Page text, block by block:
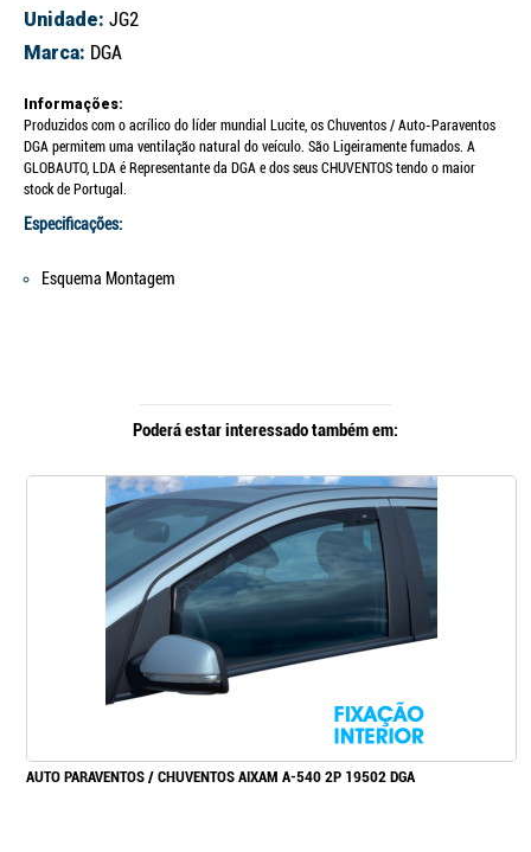
Unidade: JG2
Marca: DGA
Informações:
Produzidos com o acrílico do líder mundial Lucite, os Chuventos / Auto-Paraventos
DGA permitem uma ventilação natural do veículo. São Ligeiramente fumados. A
GLOBAUTO, LDA é Representante da DGA e dos seus CHUVENTOS tendo o maior
stock de Portugal.
Especificações:
Esquema Montagem
Poderá estar interessado também em:
AUTO PARAVENTOS / CHUVENTOS AIXAM A-540 2P 19502 DGA